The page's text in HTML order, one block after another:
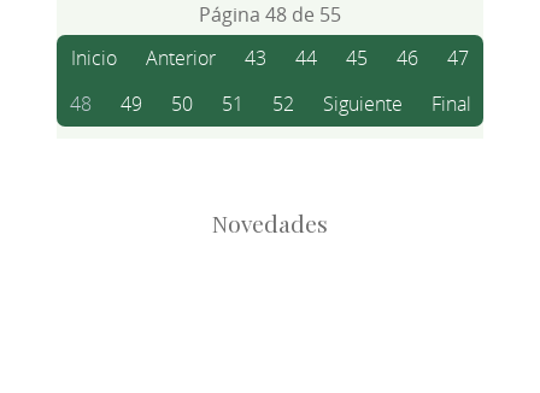
Página 48 de 55
Inicio
Anterior 43 44 45 46
47
48
49 50 51 52 Siguiente Final
Novedades